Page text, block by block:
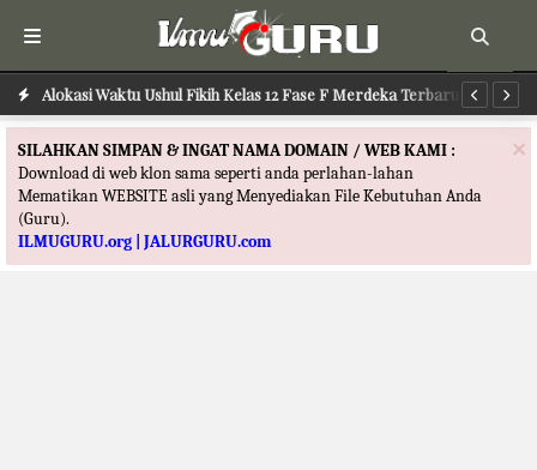
Alokasi Waktu Ushul Fikih Kelas 12 Fase F Merdeka Terbaru
Alokasi Waktu Ilmu Tafsir Kelas 12 Fase F Merdeka Terbaru
×
SILAHKAN SIMPAN & INGAT NAMA DOMAIN / WEB KAMI :
Download di web klon sama seperti anda perlahan-lahan
Mematikan WEBSITE asli yang Menyediakan File Kebutuhan Anda
(Guru).
ILMUGURU.org | JALURGURU.com